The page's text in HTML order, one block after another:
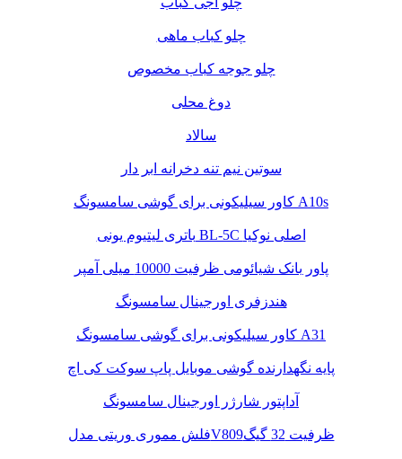
چلو کباب ماهی
چلو جوجه کباب مخصوص
دوغ محلی
سالاد
سوتین نیم تنه دخرانه ابر دار
کاور سیلیکونی برای گوشی سامسونگ A10s
باتری لیتیوم یونی BL-5C اصلی نوکیا
پاور بانک شیائومی ظرفیت 10000 میلی آمپر
هندزفری اورجینال سامسونگ
کاور سیلیکونی برای گوشی سامسونگ A31
پایه نگهدارنده گوشی موبایل پاپ سوکت کی اچ
آداپتور شارژر اورجینال سامسونگ
فلش مموری وریتی مدلV809ظرفیت 32 گیگ